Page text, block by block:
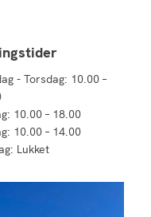
- Torsdag: 10.00 –
10.00 – 18.00
10.00 – 14.00
Lukket